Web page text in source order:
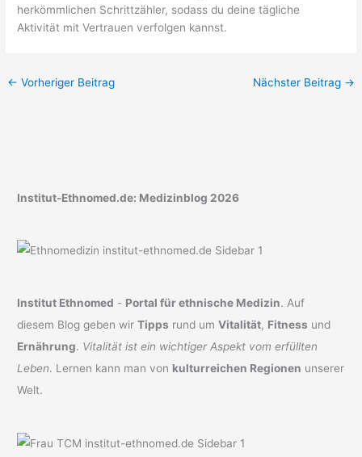
herkömmlichen Schrittzähler, sodass du deine tägliche
Aktivität mit Vertrauen verfolgen kannst.
← Vorheriger Beitrag Nächster Beitrag →
Institut-Ethnomed.de: Medizinblog 2026
Institut Ethnomed - Portal für ethnische Medizin. Auf
diesem Blog geben wirTipps rund umVitalität, Fitness und
Ernährung. Vitalität ist ein wichtiger Aspekt vom erfüllten
Leben. Lernen kann man von kulturreichen Regionen unserer
Welt.